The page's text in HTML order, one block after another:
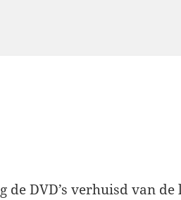
de DVD’s verhuisd van